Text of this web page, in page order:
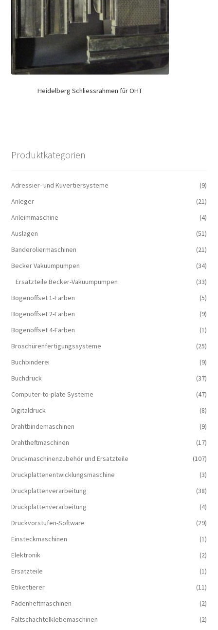
Heidelberg Schliessrahmen für OHT
Produktkategorien
Adressier- und Kuvertiersysteme
(9)
Anleger
(21)
Anleimmaschine
(4)
Auslagen
(51)
Banderoliermaschinen
(21)
Becker Vakuumpumpen
(34)
Ersatzteile Becker-Vakuumpumpen
(33)
Bogenoffset 1-Farben
(5)
Bogenoffset 2-Farben
(9)
Bogenoffset 4-Farben
(1)
Broschürenfertigungssysteme
(25)
Buchbinderei
(9)
Buchdruck
(37)
Computer-to-plate Systeme
(47)
Digitaldruck
(8)
Drahtbindemaschinen
(9)
Drahtheftmaschinen
(17)
Druckmaschinenzubehör und Ersatzteile
(107)
Druckplattenentwicklungsmaschine
(3)
Druckplattenverarbeitung
(38)
Druckplattenverarbeitung
(4)
Druckvorstufen-Software
(29)
Einsteckmaschinen
(1)
Elektronik
(2)
Ersatzteile
(1)
Etikettierer
(11)
Fadenheftmaschinen
(2)
Faltschachtelklebemaschinen
(2)